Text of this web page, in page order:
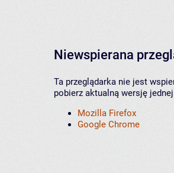
Niewspierana
Ta przeglądarka nie jest
pobierz aktualną wersję
Mozilla Firefox
Google Chrome